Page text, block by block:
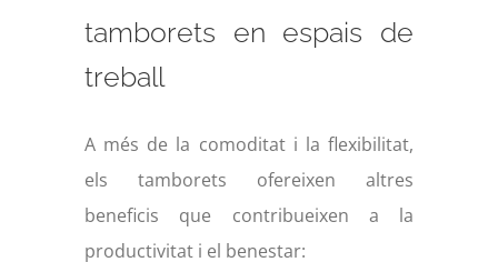
tamborets en espais de
treball
A més de la comoditat i la flexibilitat,
els tamborets ofereixen altres
beneficis que contribueixen a la
productivitat i el benestar: